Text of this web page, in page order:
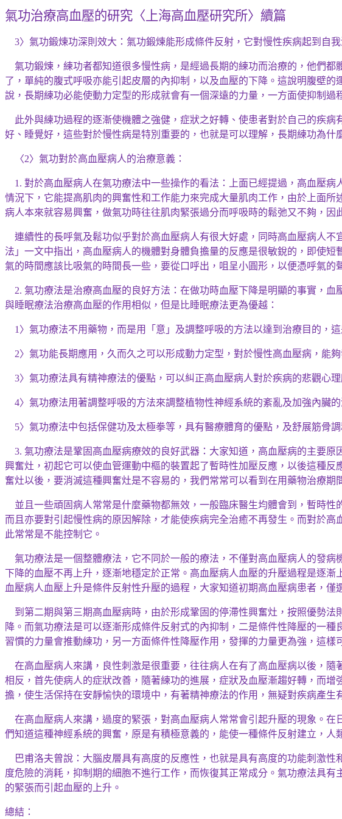
氣功治療高血壓的研究〈上海高血壓研究所〉續篇
3〉 氣功鍛煉功深則效大：氣功鍛煉能形成條件反射，它對慢性疾病起到自我
氣功鍛煉，練功者都知道很多慢性病，是經過長期的練功而治療的，他們都
了 ，單純的腹式呼吸亦能引起皮層的內抑制，以及血壓的下降。這說明腹壁的
說，長期練功必能使動力定型的形成就會有一個深遠的力量，一方面使抑制
此外與練功過程的逐漸使機體之強健，症狀之好轉、使患者對於自己的疾
好、睡覺好，這些對於慢性病是特別重要的，也就是可以理解，長期練功為
〈2〉氣功對於高血壓病人的治療意義：
1. 對於高血壓病人在氣功療法中一些操作的看法：上面已經提過，高血壓病
情況下，它能提高肌肉的興奮性和工作能力來完成大量肌肉工作，由於上面
病人本來就容易興奮，做氣功時往往肌肉緊張過分而呼吸時的鬆弛又不夠，因
連續性的長呼氣及鬆功似乎對於高血壓病人有很大好處，同時高血壓病人
法」 一文中指出，高血壓病人的機體對身體負擔量的反應是很敏銳的，即使
氣的時間應該比吸氣的時間長一些，要從口呼出， 咀呈小圓形，以便憑呼氣的
2. 氣功療法是治療高血壓的良好方法：在做功時血壓下降是明顯的事實，血
與睡眠療法治療高血壓的作用相似，但是比睡眠療法更為優越：
1 〉 氣功療法不用藥物，而是用「意」及調整呼吸的方法以達到治療目的，
2〉 氣功能長期應用，久而久之可以形成動力定型，對於慢性高血壓病，能
3〉 氣功療法具有精神療法的優點，可以糾正高血壓病人對於疾病的悲觀心
4〉 氣功療法用著調整呼吸的方法來調整植物性神經系統的紊亂及加強內臟
5〉 氣功療法中包括保健功及太極拳等，具有醫療體育的優點，及舒展筋骨
3. 氣功療法是鞏固高血壓病療效的良好武器：大家知道，高血壓病的主要
興奮灶，初起它可以使血管運動中樞的裝置起了暫時性加壓反應，以後這種
奮灶以後，要消滅這種興奮灶是不容易的，我們常常可以看到在用藥物治療
並且一些頑固病人常常是什麼藥物都無效，一般臨床醫生均體會到，暫時
而且亦要對引起慢性病的原因解除，才能使疾病完全治癒不再發生。而對於
此常常是不能控制它。
氣功療法是一個整體療法，它不同於一般的療法，不僅對高血壓病人的發
下降的血壓不再上升，逐漸地穩定於正常。高血壓病人血壓的升壓過程是逐
血壓病人血壓上升是條件反射性升壓的過程，大家知道初期高血壓病患者，僅
到第二期與第三期高血壓病時，由於形成鞏固的停滯性興奮灶，按照優勢
降。而氣功療法是可以逐漸形成條件反射式的內抑制，二是條件性降壓的一種
習慣的力量會推動練功，另一方面條件性降壓作用，發揮的力量更為強，這樣
在高血壓病人來講，良性刺激是很重要，往往病人在有了高血壓病以後，
相反，首先使病人的症狀改善，隨著練功的進展，症狀及血壓漸趨好轉，而
擔，使生活保持在安靜愉快的環境中，有著精神療法的作用，無疑對疾病產生
在高血壓病人來講，過度的緊張，對高血壓病人常常會引起升壓的現象。
們知道這種神經系統的興奮，原是有積極意義的，能使一種條件反射建立，
巴甫洛夫曾說：大腦皮層具有高度的反應性，也就是具有高度的功能刺激
度危險的消耗，抑制期的細胞不進行工作，而恢復其正常成分。氣功療法具
的緊張而引起血壓的上升。
總結：